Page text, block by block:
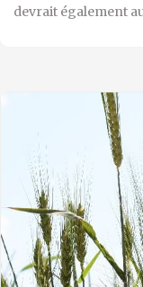
devrait également